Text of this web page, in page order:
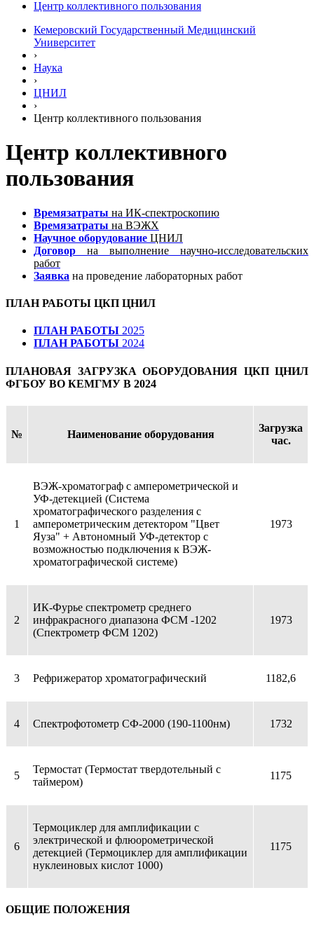
Центр коллективного пользования
Кемеровский Государственный Медицинский
Университет
›
Наука
›
ЦНИЛ
›
Центр коллективного пользования
Центр коллективного
пользования
Времязатраты на ИК-спектроскопию
Времязатраты на ВЭЖХ
Научное оборудование ЦНИЛ
Договор
на выполнение научно-исследовательских
работ
Заявка на проведение лабораторных работ
ПЛАН РАБОТЫ ЦКП ЦНИЛ
ПЛАН РАБОТЫ 2025
ПЛАН РАБОТЫ 2024
ПЛАНОВАЯ ЗАГРУЗКА ОБОРУДОВАНИЯ ЦКП ЦНИЛ
ФГБОУ ВО КЕМГМУ В 2024
№ Наименование оборудования
Загрузка
час.
1
ВЭЖ-хроматограф с амперометрической и
УФ-детекцией (Система
хроматографического разделения с
амперометрическим детектором "Цвет
Яуза" + Автономный УФ-детектор с
возможностью подключения к ВЭЖ-
хроматографической системе)
1973
2
ИК-Фурье спектрометр среднего
инфракрасного диапазона ФСМ -1202
(Спектрометр ФСМ 1202)
1973
3 Рефрижератор хроматографический 1182,6
4 Спектрофотометр СФ-2000 (190-1100нм) 1732
5
Термостат (Термостат твердотельный с
таймером)
1175
6
Термоциклер для амплификации с
электрической и флюорометрической
детекцией (Термоциклер для амплификации
нуклеиновых кислот 1000)
1175
ОБЩИЕ ПОЛОЖЕНИЯ